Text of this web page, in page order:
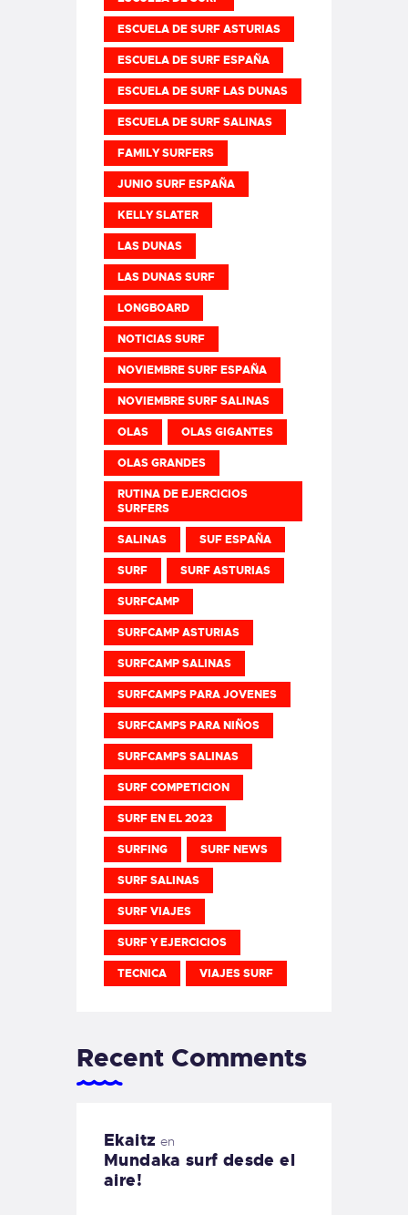
ESCUELA DE SURF ASTURIAS
ESCUELA DE SURF ESPAÑA
ESCUELA DE SURF LAS DUNAS
ESCUELA DE SURF SALINAS
FAMILY SURFERS
JUNIO SURF ESPAÑA
KELLY SLATER
LAS DUNAS
LAS DUNAS SURF
LONGBOARD
NOTICIAS SURF
NOVIEMBRE SURF ESPAÑA
NOVIEMBRE SURF SALINAS
OLAS OLAS GIGANTES
OLAS GRANDES
RUTINA DE EJERCICIOS
SURFERS
SALINAS SUF ESPAÑA
SURF SURF ASTURIAS
SURFCAMP
SURFCAMP ASTURIAS
SURFCAMP SALINAS
SURFCAMPS PARA JOVENES
SURFCAMPS PARA NIÑOS
SURFCAMPS SALINAS
SURF COMPETICION
SURF EN EL 2023
SURFING SURF NEWS
SURF SALINAS
SURF VIAJES
SURF Y EJERCICIOS
TECNICA VIAJES SURF
Recent Comments
Ekaitz en
Mundaka surf desde el
aire!